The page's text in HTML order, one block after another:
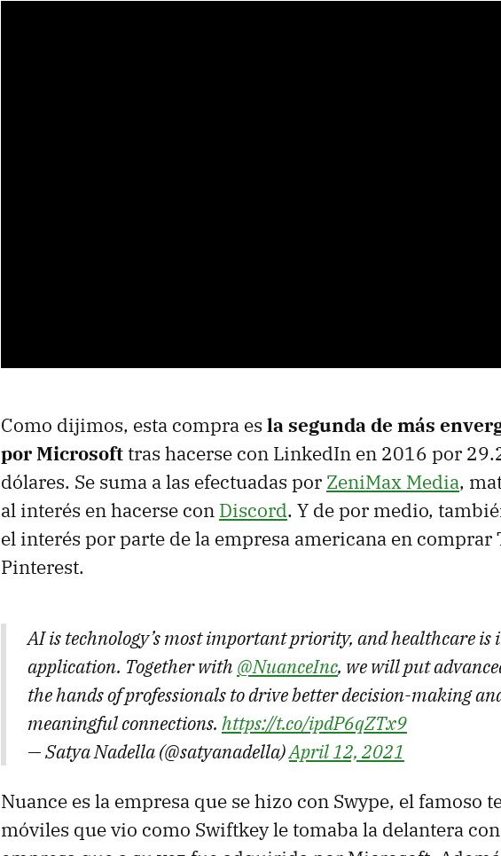
Como dijimos, esta compra es la segunda de más
por Microsoft tras hacerse con LinkedIn en 2016 por
dólares. Se suma a las efectuadas por ZeniMax Media,
al interés en hacerse con Discord. Y de por medio,
el interés por parte de la empresa americana en comprar
Pinterest.
AI is technology’s most important priority, and healthcare is
application. Together with @NuanceInc, we will put
the hands of professionals to drive better decision-making
meaningful connections. https://t.co/ipdP6qZTx9
— Satya Nadella (@satyanadella)April 12, 2021
Nuance es la empresa que se hizo con Swype, el famoso
móviles que vio como Swiftkey le tomaba la delantera